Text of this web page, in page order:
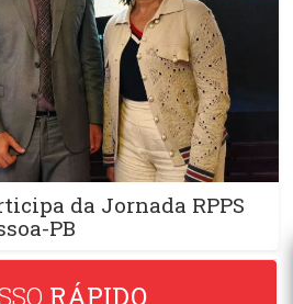
da Jornada RPPS
PB
RÁPIDO